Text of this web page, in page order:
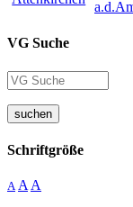
VG Suche
suchen
Schriftgröße
A A A